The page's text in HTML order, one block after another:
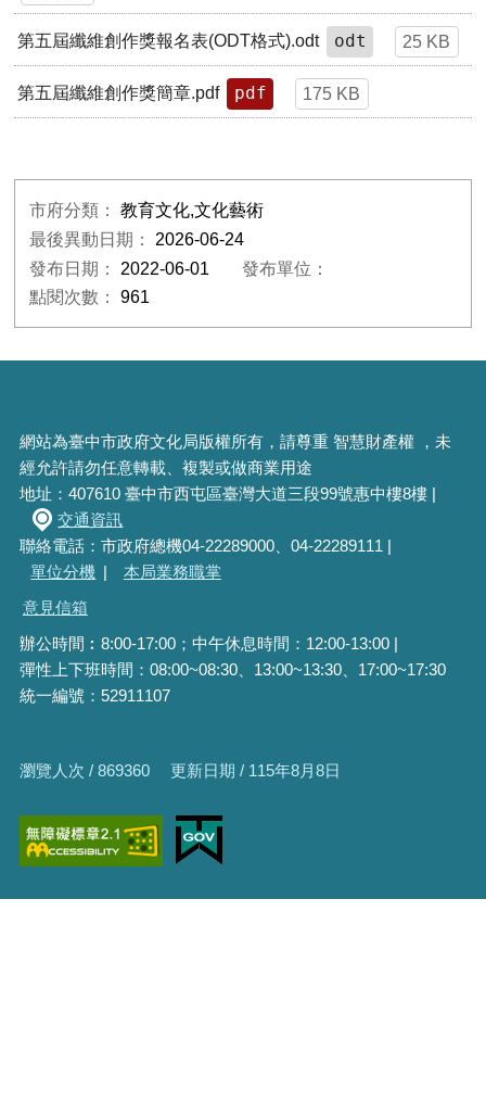
第五屆纖維創作獎報名表(ODT格式).odt odt 25 KB
第五屆纖維創作獎簡章.pdf pdf 175 KB
市府分類：教育文化,文化藝術
最後異動日期： 2026-06-24
發布日期： 2022-06-01
發布單位：
點閱次數：961
網站為臺中市政府文化局版權所有，請尊重 智慧財產權 ，未
經允許請勿任意轉載、複製或做商業用途
地址：407610 臺中市西屯區臺灣大道三段99號惠中樓8樓 |
交通資訊
聯絡電話：市政府總機04-22289000、04-22289111 |
單位分機 |
本局業務職掌
意見信箱
辦公時間︰8:00-17:00；中午休息時間：12:00-13:00 |
彈性上下班時間：08:00~08:30、13:00~13:30、17:00~17:30
統一編號：52911107
瀏覽人次 / 869360 更新日期 / 115年8月8日